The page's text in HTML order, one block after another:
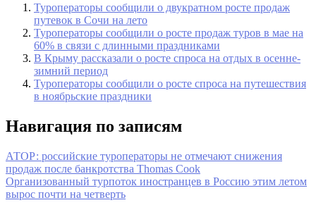
Туроператоры сообщили о двукратном росте продаж
путевок в Сочи на лето
Туроператоры сообщили о росте продаж туров в мае на
60% в связи с длинными праздниками
В Крыму рассказали о росте спроса на отдых в осенне-
зимний период
Туроператоры сообщили о росте спроса на путешествия
в ноябрьские праздники
Навигация по записям
АТОР: российские туроператоры не отмечают снижения
продаж после банкротства Thomas Cook
Организованный турпоток иностранцев в Россию этим летом
вырос почти на четверть